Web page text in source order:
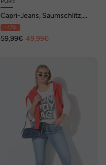
Capri-Jeans, Saumschlitz,
Komfortbund, Biobaumwolle
- 17%
59,99€ 49,99€